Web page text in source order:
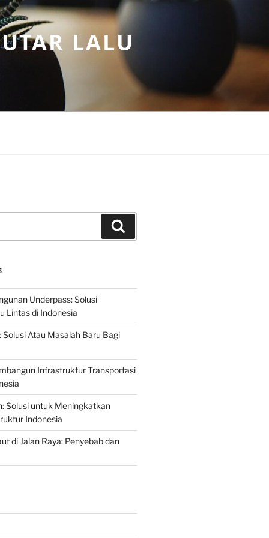
LALU
Underpass: Solusi
Lintas di Indonesia
Solusi Atau Masalah Baru Bagi
Infrastruktur Transportasi
Solusi untuk Meningkatkan
Indonesia
di Jalan Raya: Penyebab dan